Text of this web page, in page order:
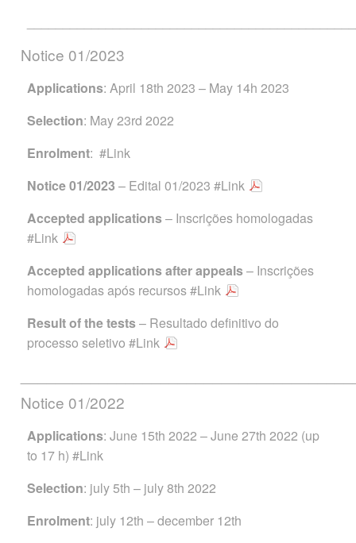
Notice 01/2023
Applications: April 18th 2023 – May 14h 2023
Selection: May 23rd 2022
Enrolment: #Link
Notice 01/2023 – Edital 01/2023 #Link
Accepted applications– Inscrições homologadas
#Link
Accepted applications afterappeals– Inscrições
homologadas após recursos#Link
Result of the tests– Resultado definitivo do
processo seletivo #Link
Notice 01/2022
Applications: June 15th 2022 – June 27th 2022 (up
to 17 h) #Link
Selection: july 5th – july 8th 2022
Enrolment: july 12th – december 12th